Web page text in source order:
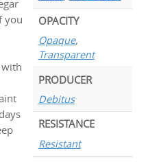
you
OPACITY
Opaque,
Transparent
PRODUCER
Debitus
RESISTANCE
Resistant